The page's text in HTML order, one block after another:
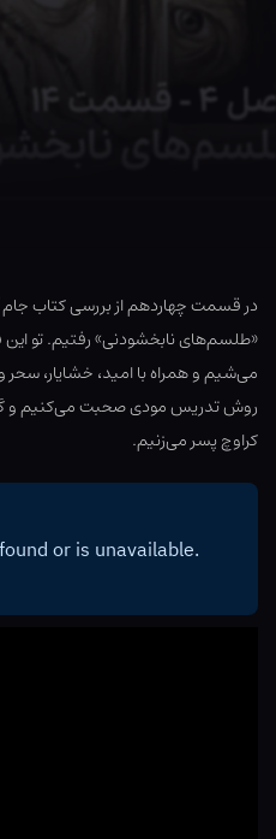
در قسمت چهاردهم از بررسی کتاب
«طلسم‌های نابخشودنی» رفتیم. تو
می‌شیم و همراه با امید، خشایار، سحر
روش تدریس مودی صحبت می‌کنیم و
کراوچ پسر می‌زنیم.